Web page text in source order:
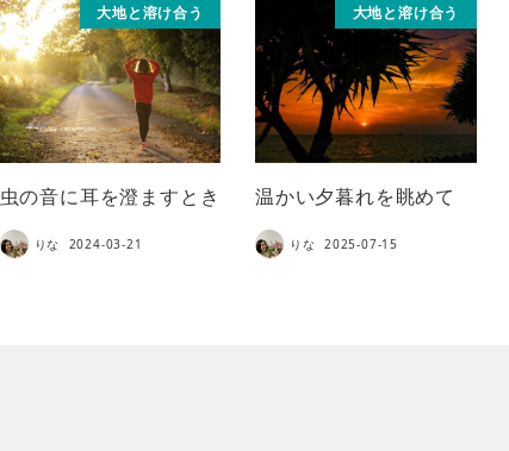
大地と溶け合う
虫の音に耳を澄ますとき
りな 2024-03-21
大地と溶け合う
温かい夕暮れを眺めて
りな 2025-07-15